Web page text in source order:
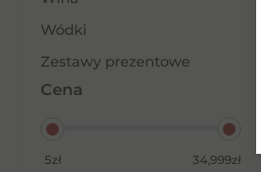
Wódki
Zestawy prezentowe
Cena
5zł 34,999zł
Opia Organic
Sparklin 0,75l 0%